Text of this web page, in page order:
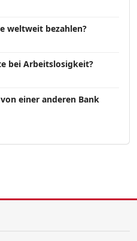
weltweit bezahlen?
bei Arbeitslosigkeit?
einer anderen Bank